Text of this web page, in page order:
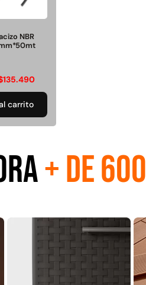
NBR
135.490
carrito
+ DE 600
37%
Juego Modular 03
QplayGround